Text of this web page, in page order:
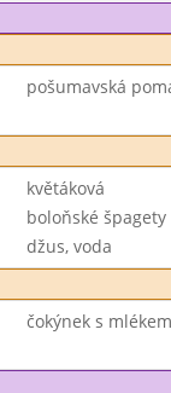
pošumavská
květáková
boloňské
džus, voda
čokýnek s